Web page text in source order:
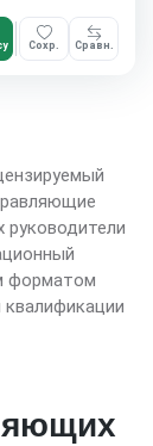
Сохр. Сравн.
руководители
форматом